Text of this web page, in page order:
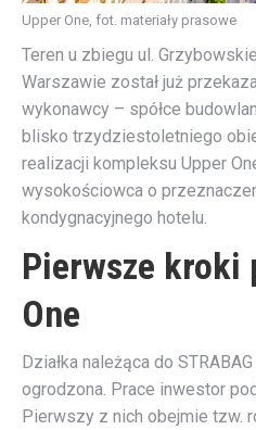
Upper One, fot. materiały prasowe
Teren u zbiegu ul.
Warszawie został już
wykonawcy – spółce
blisko trzydziestoletniego
realizacji kompleksu Upper
wysokościowca o
kondygnacyjnego hotelu.
Pierwsze kroki
One
Działka należąca do
ogrodzona. Prace inwestor
Pierwszy z nich obejmie tzw.